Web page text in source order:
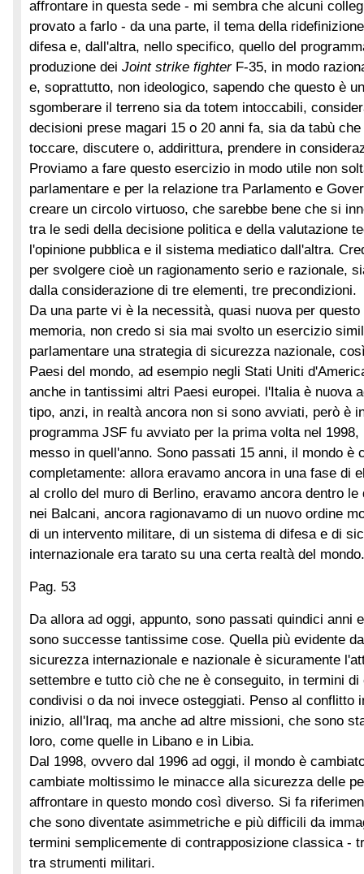
affrontare in questa sede - mi sembra che alcuni
provato a farlo - da una parte, il tema della
difesa e, dall'altra, nello specifico, quello del
produzione dei Joint strike fighterF-35, in modo
e, soprattutto, non ideologico, sapendo che questo è
sgomberare il terreno sia da totem intoccabili,
decisioni prese magari 15 o 20 anni fa, sia da tabù
toccare, discutere o, addirittura, prendere in
Proviamo a fare questo esercizio in modo utile non
parlamentare e per la relazione tra Parlamento e
creare un circolo virtuoso, che sarebbe bene che si
tra le sedi della decisione politica e della valutazione
l'opinione pubblica e il sistema mediatico dall'altra.
per svolgere cioè un ragionamento serio e razionale,
dalla considerazione di tre elementi, tre precondizioni.
Da una parte vi è la necessità, quasi nuova per
memoria, non credo si sia mai svolto un esercizio
parlamentare una strategia di sicurezza nazionale,
Paesi del mondo, ad esempio negli Stati Uniti
anche in tantissimi altri Paesi europei. l'Italia è nuova
tipo, anzi, in realtà ancora non si sono avviati, però è
programma JSF fu avviato per la prima volta nel
messo in quell'anno. Sono passati 15 anni, il mondo è
completamente: allora eravamo ancora in una fase di
al crollo del muro di Berlino, eravamo ancora dentro
nei Balcani, ancora ragionavamo di un nuovo ordine
di un intervento militare, di un sistema di difesa e di
internazionale era tarato su una certa realtà del mondo.
Pag. 53
Da allora ad oggi, appunto, sono passati quindici anni
sono successe tantissime cose. Quella più evidente
sicurezza internazionale e nazionale è sicuramente
settembre e tutto ciò che ne è conseguito, in termini
condivisi o da noi invece osteggiati. Penso al conflitto
inizio, all'Iraq, ma anche ad altre missioni, che sono
loro, come quelle in Libano e in Libia.
Dal 1998, ovvero dal 1996 ad oggi, il mondo è
cambiate moltissimo le minacce alla sicurezza delle
affrontare in questo mondo così diverso. Si fa
che sono diventate asimmetriche e più difficili da
termini semplicemente di contrapposizione classica -
tra strumenti militari.